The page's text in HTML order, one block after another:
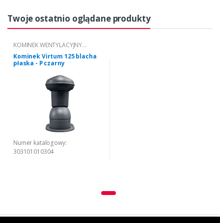
Twoje ostatnio oglądane produkty
KOMINEK WENTYLACYJNY
VIRTUM® DO POKRYĆ Z BLACHY
PŁASKIEJ
Kominek Virtum 125 blacha
płaska - P czarny
Numer katalogowy:
303101010304